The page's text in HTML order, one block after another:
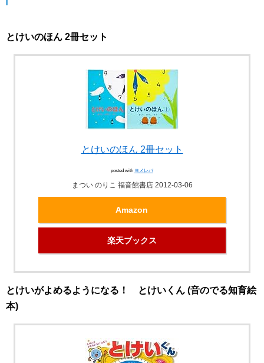
とけいのほん 2冊セット
とけいのほん 2冊セット
posted with ヨメレバ
まつい のりこ 福音館書店 2012-03-06
Amazon
楽天ブックス
とけいがよめるようになる！ とけいくん (音のでる知育絵
本)